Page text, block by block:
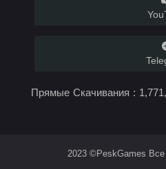
Прямые Скачивания :
2023 ©PeskGames